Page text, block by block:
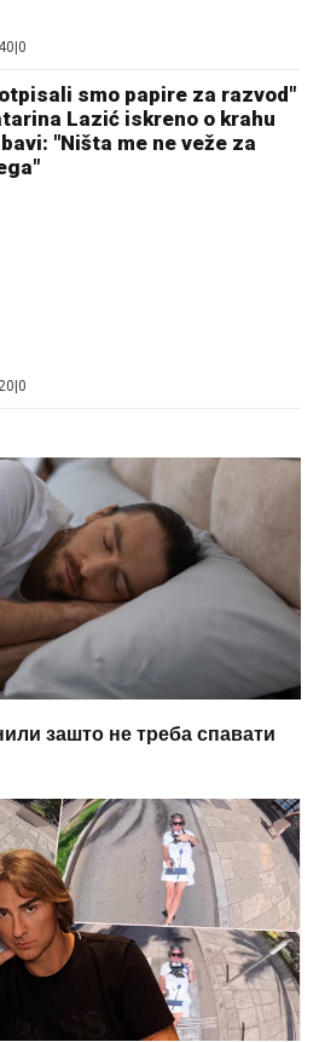
|0
smo papire za razvod"
Lazić iskreno o krahu
"Ništa me ne veže za
|0
зашто не треба спавати